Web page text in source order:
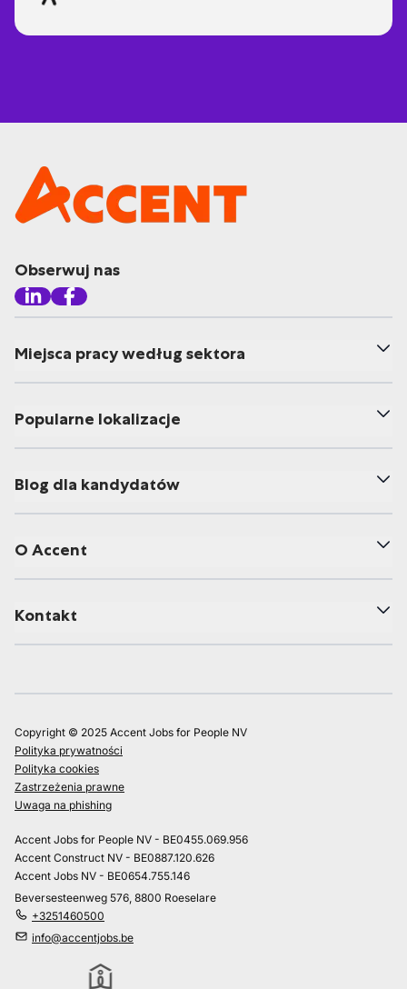
Obserwuj nas
Miejsca pracy według sektora
Popularne lokalizacje
Blog dla kandydatów
O Accent
Kontakt
Copyright © 2025 Accent Jobs for People NV
Polityka prywatności
Polityka cookies
Zastrzeżenia prawne
Uwaga na phishing
Accent Jobs for People NV - BE0455.069.956
Accent Construct NV - BE0887.120.626
Accent Jobs NV - BE0654.755.146
Beversesteenweg 576, 8800 Roeselare
+3251460500
info@accentjobs.be